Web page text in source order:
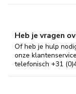
Heb je vragen
Of heb je hulp
onze
telefonisch +31